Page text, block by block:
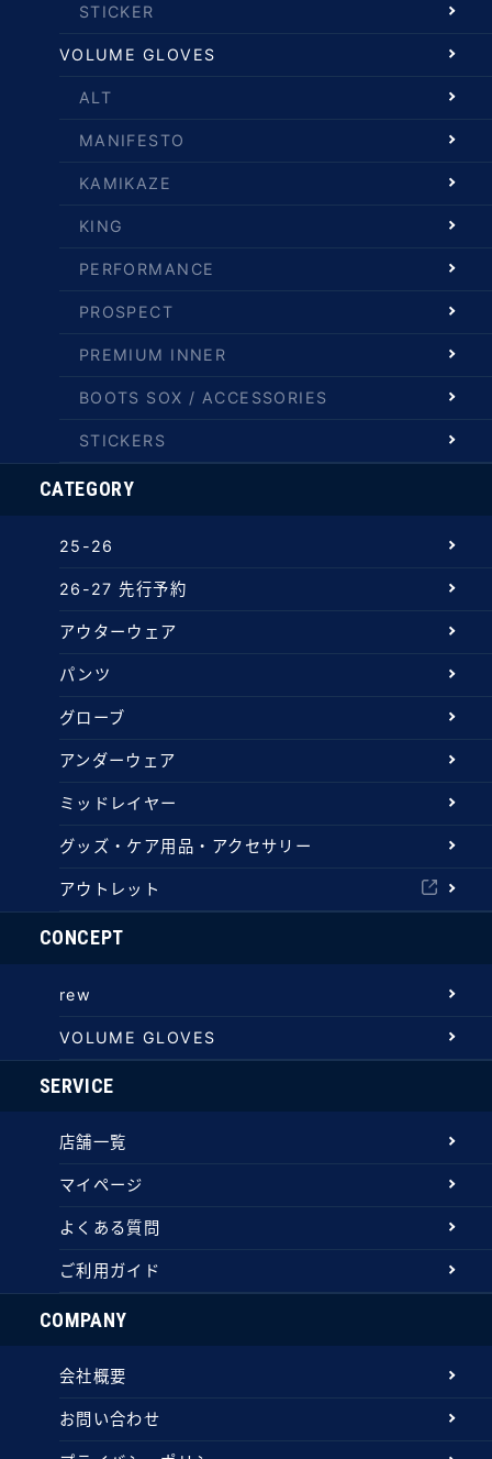
STICKER
VOLUME GLOVES
ALT
MANIFESTO
KAMIKAZE
KING
PERFORMANCE
PROSPECT
PREMIUM INNER
BOOTS SOX / ACCESSORIES
STICKERS
CATEGORY
25-26
26-27 先行予約
アウターウェア
パンツ
グローブ
アンダーウェア
ミッドレイヤー
グッズ・ケア用品・アクセサリー
アウトレット
CONCEPT
rew
VOLUME GLOVES
SERVICE
店舗一覧
マイページ
よくある質問
ご利用ガイド
COMPANY
会社概要
お問い合わせ